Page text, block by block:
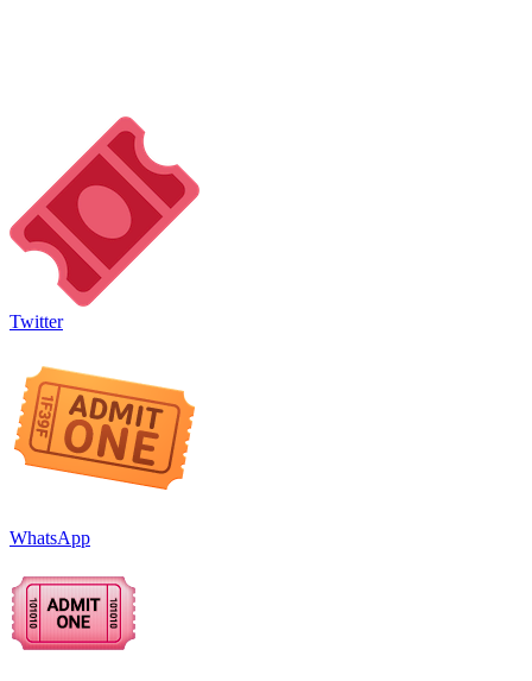
Twitter
WhatsApp